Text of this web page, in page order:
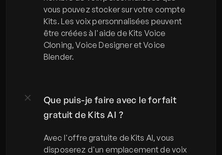
vous pouvez stocker sur votre compte
Kits. Les voix personnalisées peuvent
être créées à l'aide de Kits Voice
Cloning, Voice Designer et Voice
Blender.
Que puis-je faire avec le forfait
gratuit de Kits AI ?
Avec l'offre gratuite de Kits AI, vous
disposerez d'un emplacement de voix